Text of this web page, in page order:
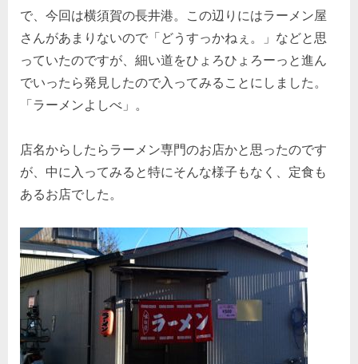
で、今回は横須賀の長井港。この辺りにはラーメン屋
さんがあまりないので「どうすっかねぇ。」などと思
っていたのですが、細い道をひょろひょろーっと進ん
でいったら発見したので入ってみることにしました。
「ラーメンよしべ」。
店名からしたらラーメン専門のお店かと思ったのです
が、中に入ってみると特にそんな様子もなく、定食も
あるお店でした。